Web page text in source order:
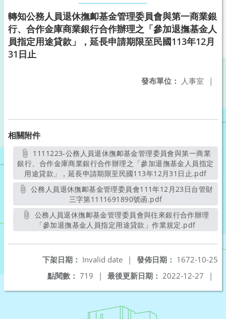
轉知公務人員退休撫卹基金管理委員會與第一商業銀
行、合作金庫商業銀行合作辦理之「參加退撫基金人
員指定用途貸款」，延長申請期限至民國113年12月
31日止
發布單位： 人事室 |
相關附件
銀行、合作金庫商業銀行合作辦理之「參加退撫基金人員指定
用途貸款」，延長申請期限至民國113年12月31日止.pdf另開
三字第1111691890號函.pdf另開新視窗
「參加退撫基金人員指定用途貸款」作業規定.pdf另開新視
發佈日期： 1672-10-25
下架日期： Invalid date
|
最後更新日期： 2022-12-27 |
點閱數： 719 |